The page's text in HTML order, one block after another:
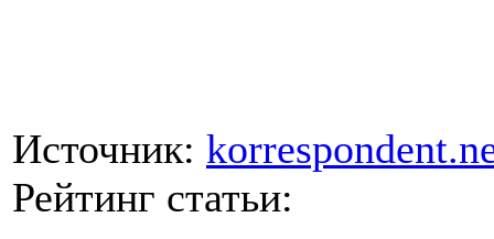
Источник:
Рейтинг статьи: